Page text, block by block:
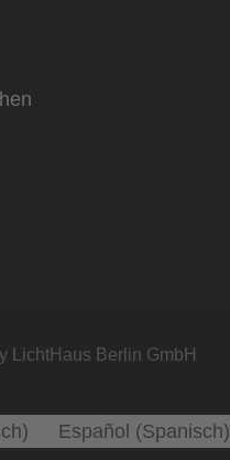
LichtHaus Berlin GmbH
) Español (Spanisch)